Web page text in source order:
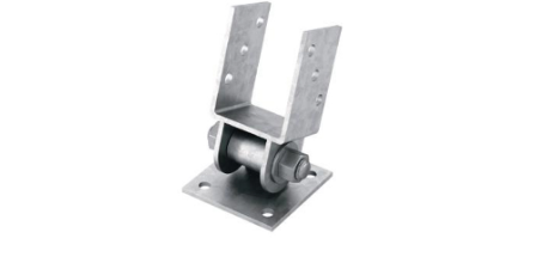
Portapilastro TYP S40
ROTHOBLAAS